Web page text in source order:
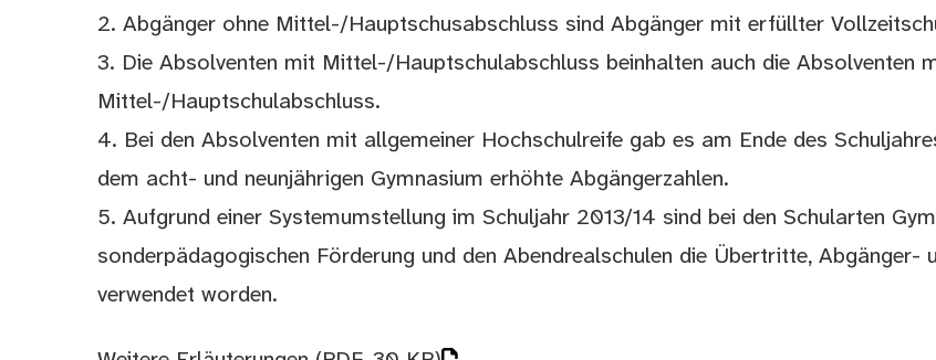
2. Abgänger ohne Mittel-/Hauptschusabschluss sind Abgänger mit erfüllter
3. Die Absolventen mit Mittel-/Hauptschulabschluss beinhalten auch die Absolventen
Mittel-/Hauptschulabschluss.
4. Bei den Absolventen mit allgemeiner Hochschulreife gab es am Ende des
dem acht- und neunjährigen Gymnasium erhöhte Abgängerzahlen.
5. Aufgrund einer Systemumstellung im Schuljahr 2013/14 sind bei den Schularten
sonderpädagogischen Förderung und den Abendrealschulen die Übertritte, Abgänger-
verwendet worden.